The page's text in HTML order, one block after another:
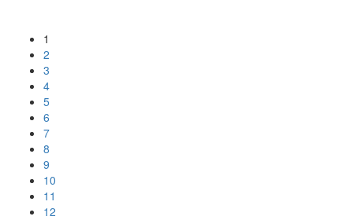
1
2
3
4
5
6
7
8
9
10
11
12